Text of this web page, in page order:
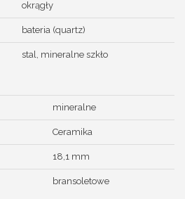
okrągły
bateria (quartz)
stal, mineralne szkło
mineralne
Ceramika
18,1 mm
bransoletowe